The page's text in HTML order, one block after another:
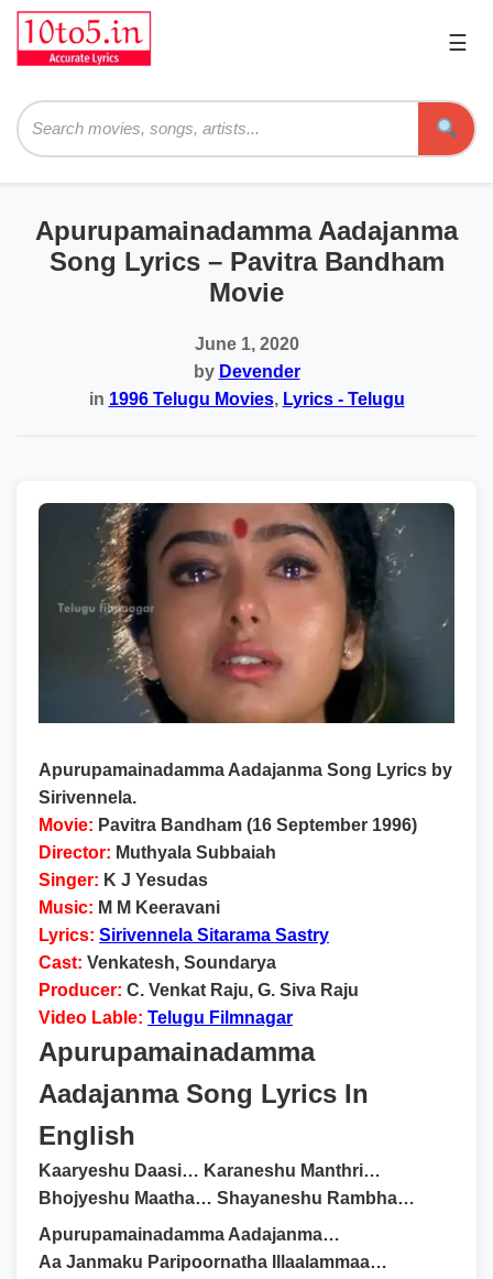
☰
Apurupamainadamma Aadajanma
Song Lyrics – Pavitra Bandham
Movie
June 1, 2020
by Devender
in 1996 Telugu Movies, Lyrics - Telugu
Apurupamainadamma Aadajanma Song Lyrics by
Sirivennela.
Movie: Pavitra Bandham (16 September 1996)
Director: Muthyala Subbaiah
Singer: K J Yesudas
Music: M M Keeravani
Lyrics: Sirivennela Sitarama Sastry
Cast: Venkatesh, Soundarya
Producer: C. Venkat Raju, G. Siva Raju
Video Lable: Telugu Filmnagar
Apurupamainadamma
Aadajanma Song Lyrics In
English
Kaaryeshu Daasi… Karaneshu Manthri…
Bhojyeshu Maatha… Shayaneshu Rambha…
Apurupamainadamma Aadajanma…
Aa Janmaku Paripoornatha Illaalammaa…